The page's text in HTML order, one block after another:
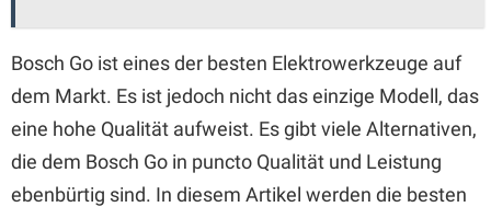
Bosch Go ist eines der besten Elektrowerkzeuge auf
dem Markt. Es ist jedoch nicht das einzige Modell, das
eine hohe Qualität aufweist. Es gibt viele Alternativen,
die dem Bosch Go in puncto Qualität und Leistung
ebenbürtig sind. In diesem Artikel werden die besten